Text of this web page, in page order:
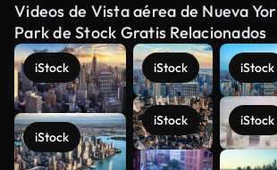
Videos de Vista aérea de Nueva
Park de Stock Gratis Relacionados
iStock
iStock
iStock
iStock
iStock
iStock